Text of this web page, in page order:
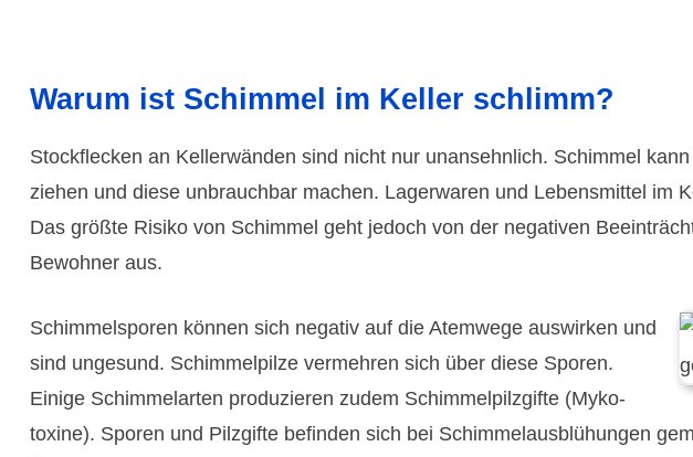
Warum ist Schimmel im Keller schlimm?
Stock­flecken an Keller­wänden sind nicht nur unan­sehn­lich. Schimmel
ziehen und diese unbrauch­bar machen. Lager­waren und Lebens­mittel im
Das größte Risiko von Schimmel geht jedoch von der negativen
Bewohner aus.
Schimmel­­sporen können sich negativ auf die Atem­­wege auswirken und
sind ungesund. Schimmel­pilze vermehren sich über diese Sporen.
Einige Schimmel­arten produzieren zudem Schimmel­pilz­gifte (Myko­
toxine). Sporen und Pilz­gifte befinden sich bei Schimmel­ausblü­hungen